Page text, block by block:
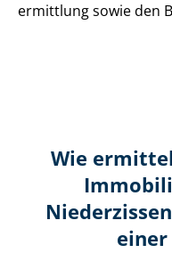
ermitt­lung sowie den
Wie